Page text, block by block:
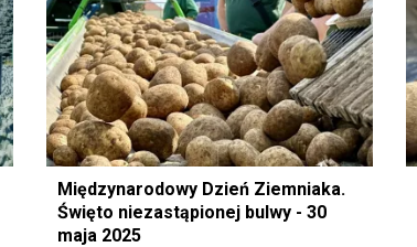
Międzynarodowy Dzień Ziemniaka.
Święto niezastąpionej bulwy - 30
maja 2025